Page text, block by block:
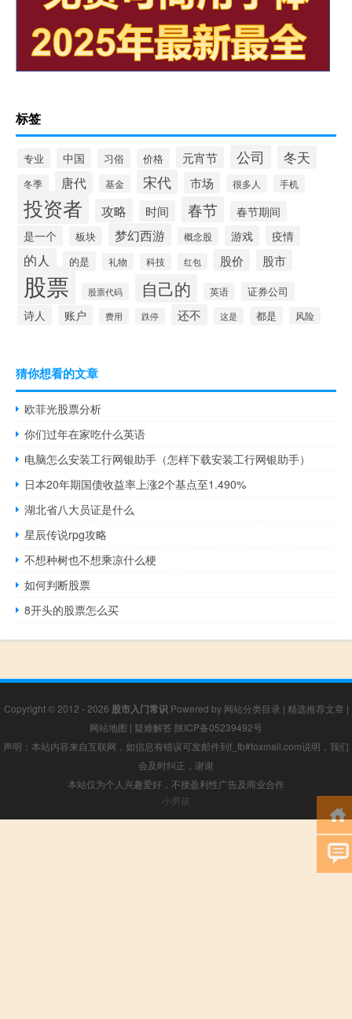
标签
专业 中国 习俗 价格 元宵节 公司 冬天
冬季 唐代 基金 宋代 市场 很多人 手机
投资者 攻略 时间 春节
春节期间
是一个
板块 梦幻西游 概念股 游戏 疫情
的人 的是 礼物 科技 红包 股价 股市
股票 股票代码 自己的 英语 证券公司
诗人 账户 费用 跌停 还不 这是 都是 风险
猜你想看的文章
欧菲光股票分析
你们过年在家吃什么英语
电脑怎么安装工行网银助手（怎样下载安装工行网银助手）
日本20年期国债收益率上涨2个基点至1.490%
湖北省八大员证是什么
星辰传说rpg攻略
不想种树也不想乘凉什么梗
如何判断股票
8开头的股票怎么买
Copyright © 2012 - 2026 股市入门常识Powered by 网站分类目录 | 精选推荐文章 |
网站地图 | 疑难解答 陕ICP备05239492号
声明：本站内容来自互联网，如信息有错误可发邮件到f_fb#foxmail.com说明，我们
会及时纠正，谢谢
本站仅为个人兴趣爱好，不接盈利性广告及商业合作
小男孩